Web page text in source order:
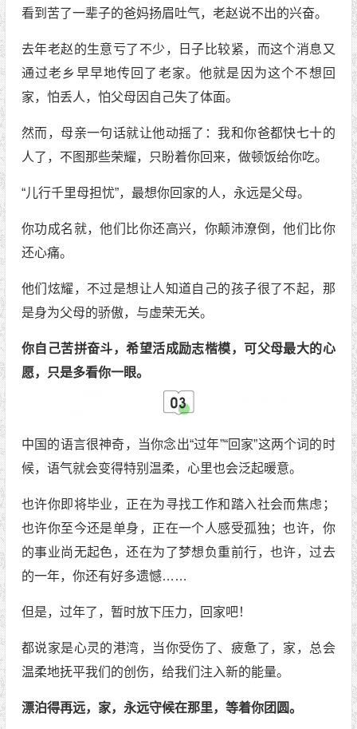
看到苦了一辈子的爸妈扬眉吐气，老赵说不出的兴奋。
去年老赵的生意亏了不少，日子比较紧，而这个消息又
通过老乡早早地传回了老家。他就是因为这个不想回
家，怕丢人，怕父母因自己失了体面。
然而，母亲一句话就让他动摇了：我和你爸都快七十的
人了，不图那些荣耀，只盼着你回来，做顿饭给你吃。
“儿行千里母担忧”，最想你回家的人，永远是父母。
你功成名就，他们比你还高兴，你颠沛潦倒，他们比你
还心痛。
他们炫耀，不过是想让人知道自己的孩子很了不起，那
是身为父母的骄傲，与虚荣无关。
你自己苦拼奋斗，希望活成励志楷模，可父母最大的心
愿，只是多看你一眼。
中国的语言很神奇，当你念出“过年”“回家”这两个词的时
候，语气就会变得特别温柔，心里也会泛起暖意。
也许你即将毕业，正在为寻找工作和踏入社会而焦虑；
也许你至今还是单身，正在一个人感受孤独；也许，你
的事业尚无起色，还在为了梦想负重前行，也许，过去
的一年，你还有好多遗憾……
但是，过年了，暂时放下压力，回家吧！
都说家是心灵的港湾，当你受伤了、疲惫了，家，总会
温柔地抚平我们的创伤，给我们注入新的能量。
漂泊得再远，家，永远守候在那里，等着你团圆。